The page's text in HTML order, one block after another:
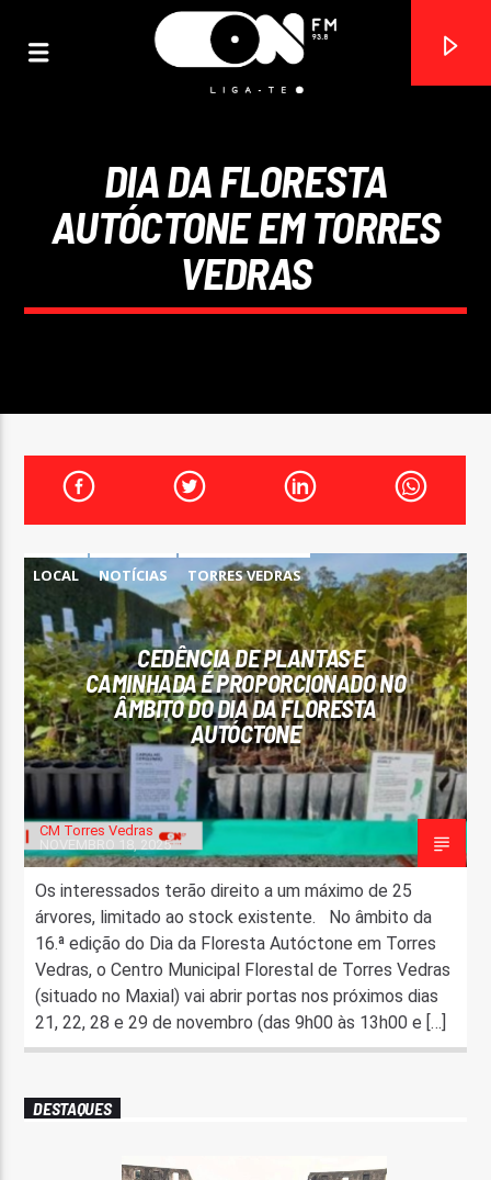
ON FM
LIGA-TE
TÍTULO
ON FM
DIA DA FLORESTA
AUTÓCTONE EM TORRES
VEDRAS
LOCAL NOTÍCIAS TORRES VEDRAS
CEDÊNCIA DE PLANTAS E
CAMINHADA É PROPORCIONADO NO
ÂMBITO DO DIA DA FLORESTA
AUTÓCTONE
CM Torres Vedras
NOVEMBRO 18, 2025
Os interessados terão direito a um máximo de 25
árvores, limitado ao stock existente. No âmbito da
16.ª edição do Dia da Floresta Autóctone em Torres
Vedras, o Centro Municipal Florestal de Torres Vedras
(situado no Maxial) vai abrir portas nos próximos dias
21, 22, 28 e 29 de novembro (das 9h00 às 13h00 e […]
DESTAQUES